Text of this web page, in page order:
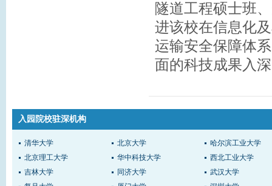
隧道工程硕士班
进该校在信息化
运输安全保障体
面的科技成果入
入园院校驻深机构
清华大学 北京大学
哈尔滨工业大学
北京理工大学
华中科技大学
西北工业大学
吉林大学
同济大学
武汉大学